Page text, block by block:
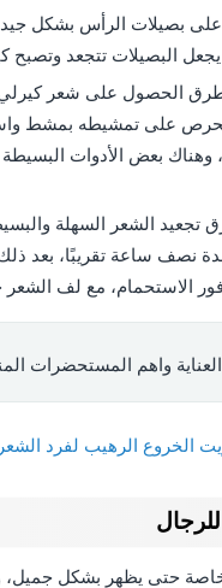
بصيلات الرأس بشكل
البصيلات تتجعد وتصبح
الحصول على شعر كيرلي
على تمشيطه بمشط واسع
وهناك بعض الأدوات
الشعر السهلة
نصف ساعة تقريبًا، بعد
الاستحمام، مع لف
واهم المستحضرات
الخروع الرهيب لفرد
حتى يظهر بشكل جميل،